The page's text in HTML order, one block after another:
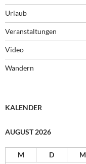
Urlaub
Veranstaltungen
Video
Wandern
KALENDER
AUGUST 2026
M D M